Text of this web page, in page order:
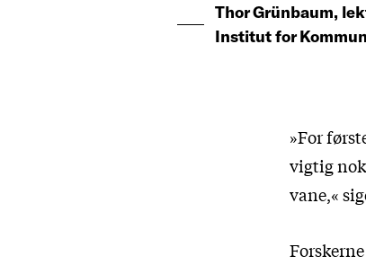
Thor Grünbaum,
Institut for
»For
vigtig
vane,«